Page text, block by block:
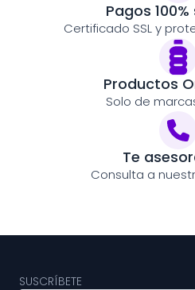
Pagos
Certificado SSL y
Productos
Solo de
Te
Consulta a
SUSCRÍBETE